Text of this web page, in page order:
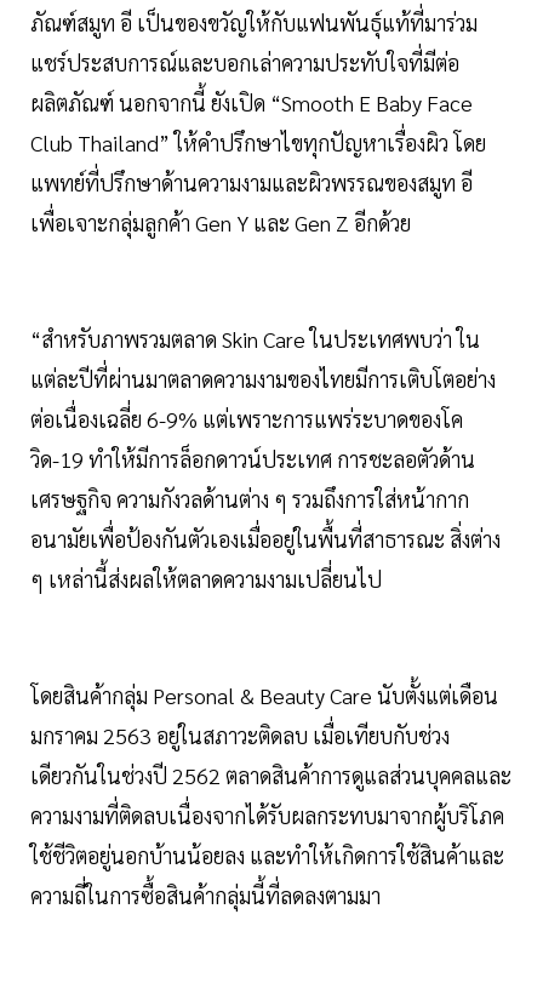
ภัณฑ์สมูท อี เป็นของขวัญให้กับแฟนพันธุ์แท้ที่มาร่วม
แชร์ประสบการณ์และบอกเล่าความประทับใจที่มีต่อ
ผลิตภัณฑ์ นอกจากนี้ ยังเปิด “Smooth E Baby Face
Club Thailand” ให้คำปรึกษาไขทุกปัญหาเรื่องผิว โดย
แพทย์ที่ปรึกษาด้านความงามและผิวพรรณของสมูท อี
เพื่อเจาะกลุ่มลูกค้า Gen Y และ Gen Z อีกด้วย
“สำหรับภาพรวมตลาด Skin Care ในประเทศพบว่า ใน
แต่ละปีที่ผ่านมาตลาดความงามของไทยมีการเติบโตอย่าง
ต่อเนื่องเฉลี่ย 6-9% แต่เพราะการแพร่ระบาดของโค
วิด-19 ทำให้มีการล็อกดาวน์ประเทศ การชะลอตัวด้าน
เศรษฐกิจ ความกังวลด้านต่าง ๆ รวมถึงการใส่หน้ากาก
อนามัยเพื่อป้องกันตัวเองเมื่ออยู่ในพื้นที่สาธารณะ สิ่งต่าง
ๆ เหล่านี้ส่งผลให้ตลาดความงามเปลี่ยนไป
โดยสินค้ากลุ่ม Personal & Beauty Care นับตั้งแต่เดือน
มกราคม 2563 อยู่ในสภาวะติดลบ เมื่อเทียบกับช่วง
เดียวกันในช่วงปี 2562 ตลาดสินค้าการดูแลส่วนบุคคลและ
ความงามที่ติดลบเนื่องจากได้รับผลกระทบมาจากผู้บริโภค
ใช้ชีวิตอยู่นอกบ้านน้อยลง และทำให้เกิดการใช้สินค้าและ
ความถี่ในการซื้อสินค้ากลุ่มนี้ที่ลดลงตามมา